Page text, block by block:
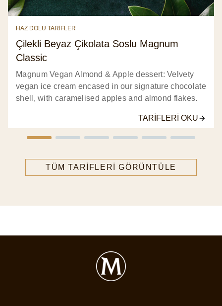
HAZ DOLU TARİFLER
Çilekli Beyaz Çikolata Soslu Magnum
Classic
Magnum Vegan Almond & Apple dessert: Velvety
vegan ice cream encased in our signature chocolate
shell, with caramelised apples and almond flakes.
TARIFLERI OKU
TÜM TARIFLERI GÖRÜNTÜLE